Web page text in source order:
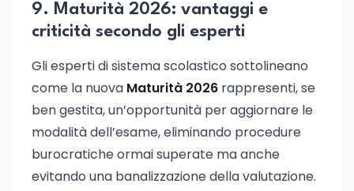
9. Maturità 2026: vantaggi e
criticità secondo gli esperti
Gli esperti di sistema scolastico sottolineano
come la nuova Maturità 2026 rappresenti, se
ben gestita, un’opportunità per aggiornare le
modalità dell’esame, eliminando procedure
burocratiche ormai superate ma anche
evitando una banalizzazione della valutazione.